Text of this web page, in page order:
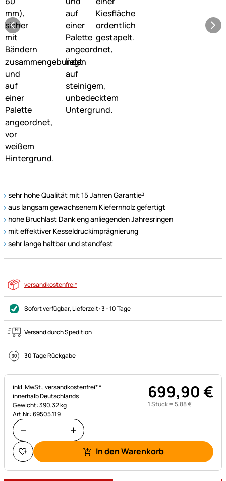
sehr hohe Qualität mit 15 Jahren Garantie³
aus langsam gewachsenem Kiefernholz gefertigt
hohe Bruchlast Dank eng anliegenden Jahresringen
mit effektiver Kesseldruckimprägnierung
sehr lange haltbar und standfest
versandkostenfrei*
Sofort verfügbar, Lieferzeit:3 - 10 Tage
Versand durch Spedition
30 Tage Rückgabe
Steuerhinweis:
inkl. MwSt.,versandkostenfrei**
innerhalb Deutschlands
Gewicht: 390,32 kg
Art.Nr.: 69505.119
699,90€
1 Stück = 5,88€
In den Warenkorb